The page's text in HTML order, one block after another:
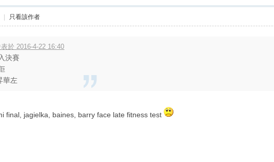
只看該作者
於 2016-4-22 16:40
決賽
華左
final, jagielka, baines, barry face late fitness test